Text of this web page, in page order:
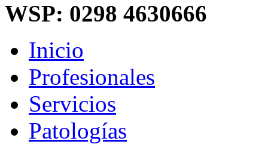
WSP: 0298 4630666
Inicio
Profesionales
Servicios
Patologías